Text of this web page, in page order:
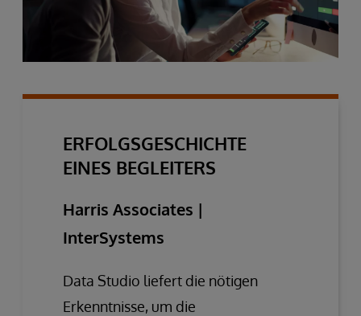
ERFOLGSGESCHICHTE
EINES BEGLEITERS
Harris Associates |
InterSystems
Data Studio liefert die nötigen
Erkenntnisse, um die